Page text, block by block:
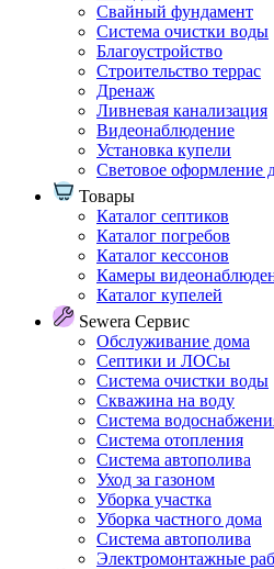
Свайный фундамент
Система очистки воды
Благоустройство
Строительство террас
Дренаж
Ливневая канализация
Видеонаблюдение
Установка купели
Световое оформление
Товары
Каталог септиков
Каталог погребов
Каталог кессонов
Камеры
Каталог купелей
Sewera Сервис
Обслуживание дома
Септики и ЛОСы
Система очистки воды
Скважина на воду
Система
Система отопления
Система автополива
Уход за газоном
Уборка участка
Уборка частного дома
Система автополива
Электромонтажные